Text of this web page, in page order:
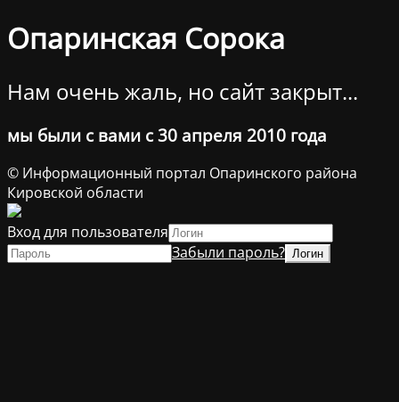
Опаринская Сорока
Нам очень жаль, но сайт закрыт...
мы были с вами с 30 апреля 2010 года
© Информационный портал Опаринского района
Кировской области
Вход для пользователя
Забыли пароль?